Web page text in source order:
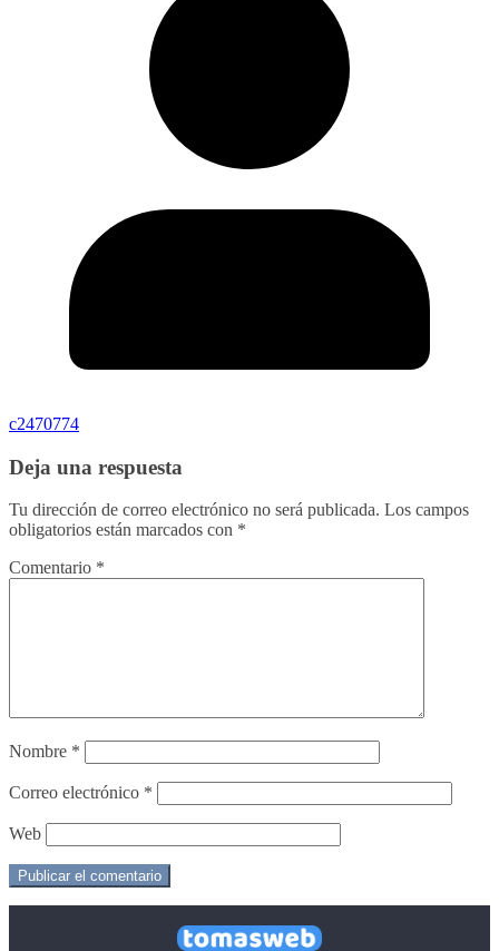
c2470774
Deja una respuesta
Tu dirección de correo electrónico no será publicada. Los campos
obligatorios están marcados con *
Comentario *
Nombre *
Correo electrónico *
Web